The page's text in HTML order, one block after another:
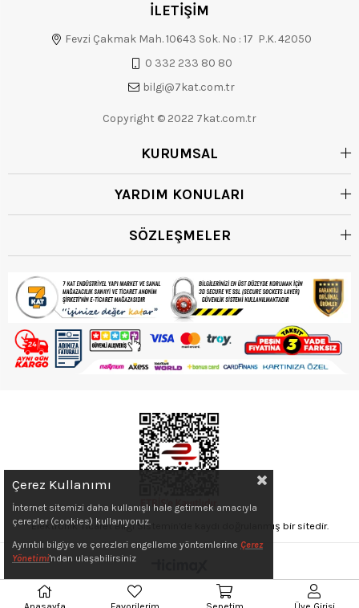
İLETİŞİM
Fevzi Çakmak Mah. 10643 Sok. No : 17 P.K. 42050
0 332 233 80 80
bilgi@7kat.com.tr
Copyright © 2022 7kat.com.tr
KURUMSAL
YARDIM KONULARI
SÖZLEŞMELER
Elektronik Ticaret Bilgi Sistemin'de kaydı doğrulanmış bir sitedir.
Çerez Kullanımı
İnternet sitemizi daha kullanışlı hale getirmek amacıyla
çerezler (cookies) kullanıyoruz.
Ayrıntılı bilgiye ve çerezleri engelleme yöntemlerine Çerez
Yönetimi'ndan ulaşabilirsiniz